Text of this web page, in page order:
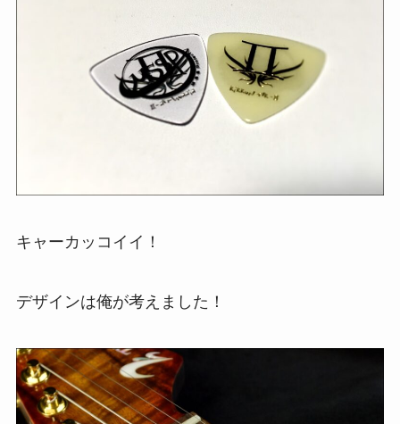
キャーカッコイイ！
デザインは俺が考えました！